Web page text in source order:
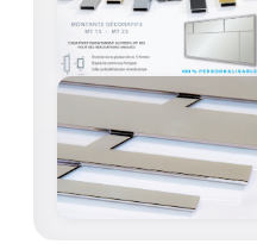
CONSEILS / AIDE
A PROPOS DE LA
COMPTE PRO
MON PANIER